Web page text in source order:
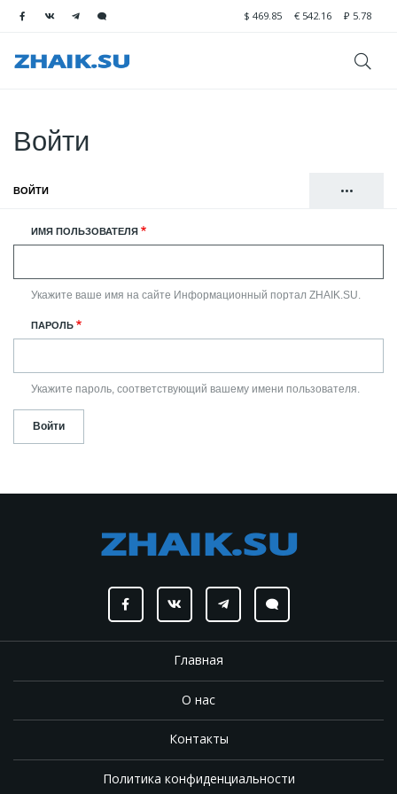
$ 469.85 € 542.16 ₽ 5.78
Войти
•••
вкладки
ВОЙТИ
РЕГИСТРАЦИЯ
ИМЯ ПОЛЬЗОВАТЕЛЯ
Укажите ваше имя на сайте Информационный портал ZHAIK.SU.
ПАРОЛЬ
Укажите пароль, соответствующий вашему имени пользователя.
Главная
О нас
Контакты
Политика конфиденциальности